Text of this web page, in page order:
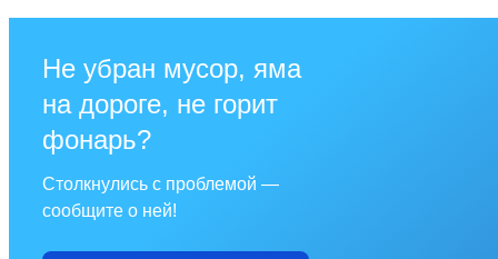
Не убран мусор, яма
на дороге, не горит
фонарь?
Столкнулись с проблемой —
сообщите о ней!